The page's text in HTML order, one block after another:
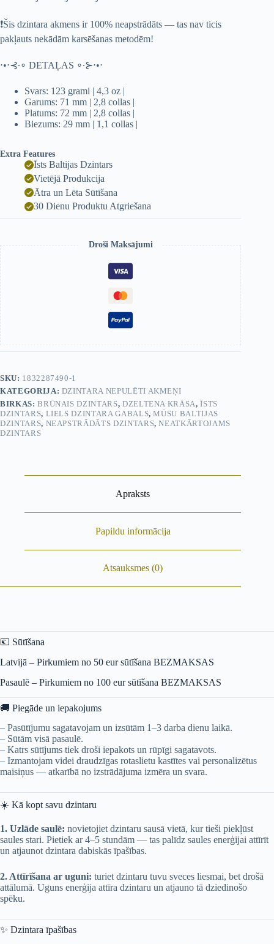
❗Šis dzintara akmens ir 100% neapstrādāts — tas nav ticis
pakļauts nekādām karsēšanas metodēm!
⋅•⋅⊰∙∘ DETAĻAS ∘∙⊱⋅•⋅
Svars: 123 grami | 4,3 oz |
Garums: 71 mm | 2,8 collas |
Platums: 72 mm | 2,8 collas |
Biezums: 29 mm | 1,1 collas |
Extra Features
Īsts Baltijas Dzintars
Vietējā Produkcija
Ātra un Lēta Sūtīšana
30 Dienu Produktu Atgriešana
Droši Maksājumi
SKU: 1832287490-1
KATEGORIJA: DZINTARA NEPULĒTI AKMEŅI
BIRKAS:BRŪNAIS DZINTARS, DZELTENA KRĀSA,ĪSTS
DZINTARS, LIELS DZINTARA GABALS,MŪSU BALTIJAS
DZINTARS, NEAPSTRĀDĀTS DZINTARS,NEATKĀRTOJAMS
DZINTARS
Apraksts
Papildu informācija
Atsauksmes (0)
💶 Sūtīšana
Latvijā – Pirkumiem no 50 eur sūtīšana BEZMAKSAS
Pasaulē – Pirkumiem no 100 eur sūtīšana BEZMAKSAS
🚚 Piegāde un iepakojums
– Pasūtījumu sagatavojam un izsūtām 1–3 darba dienu laikā.
– Sūtām visā pasaulē.
– Katrs sūtījums tiek droši iepakots un rūpīgi sagatavots.
– Izmantojam videi draudzīgas rotaslietu kastītes vai personalizētus
maisiņus — atkarībā no izstrādājuma izmēra un svara.
☀️ Kā kopt savu dzintaru
1. Uzlāde saulē: novietojiet dzintaru sausā vietā, kur tieši piekļūst
saules stari. Pietiek ar 4–5 stundām — tas palīdz saules enerģijai attīrīt
un atjaunot dzintara dabiskās īpašības.
2. Attīrīšana ar uguni: turiet dzintaru tuvu sveces liesmai, bet drošā
attālumā. Uguns enerģija attīra dzintaru un atjauno tā dziedinošo
spēku.
✨ Dzintara īpašības